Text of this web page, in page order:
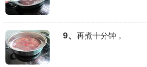
9、 再煮十分钟，